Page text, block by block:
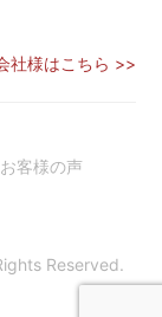
社様はこちら >>
お客様の声
Reserved.